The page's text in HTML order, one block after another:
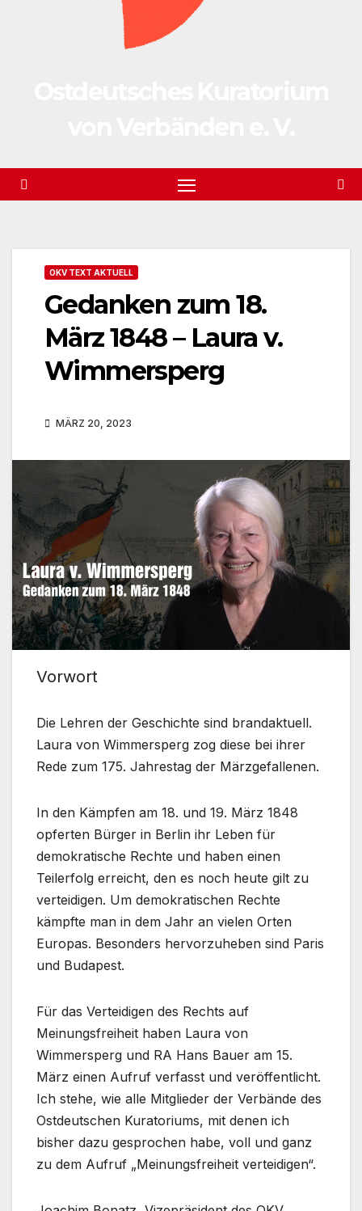
OKV TEXT AKTUELL
Gedanken zum 18.
März 1848 – Laura v.
Wimmersperg
MÄRZ 20, 2023
Vorwort
Die Lehren der Geschichte sind brandaktuell.
Laura von Wimmersperg zog diese bei ihrer
Rede zum 175. Jahrestag der Märzgefallenen.
In den Kämpfen am 18. und 19. März 1848
opferten Bürger in Berlin ihr Leben für
demokratische Rechte und haben einen
Teilerfolg erreicht, den es noch heute gilt zu
verteidigen. Um demokratischen Rechte
kämpfte man in dem Jahr an vielen Orten
Europas. Besonders hervorzuheben sind Paris
und Budapest.
Für das Verteidigen des Rechts auf
Meinungsfreiheit haben Laura von
Wimmersperg und RA Hans Bauer am 15.
März einen Aufruf verfasst und veröffentlicht.
Ich stehe, wie alle Mitglieder der Verbände des
Ostdeutschen Kuratoriums, mit denen ich
bisher dazu gesprochen habe, voll und ganz
zu dem Aufruf „Meinungsfreiheit verteidigen“.